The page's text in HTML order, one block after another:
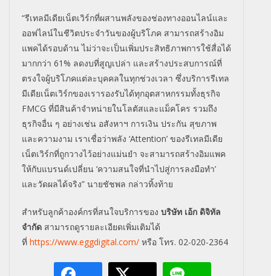
“รีเทลมีเดียเน็ตเวิร์กที่ผสานพลังของช่องทางออนไลน์และ
ออฟไลน์ในชีวิตประจำวันของผู้บริโภค สามารถสร้างอิม
แพคได้รอบด้าน ไม่ว่าจะเป็นเพิ่มประสิทธิภาพการใช้สื่อได้
มากกว่า 61% ลดงบที่สูญเปล่า และสร้างประสบการณ์ที่
ตรงใจผู้บริโภคแต่ละบุคคลในทุกช่วงเวลา ซึ่งบริการรีเทล
มีเดียเน็ตเวิร์กของเรารองรับได้ทุกอุตสาหกรรมทั้งธุรกิจ
FMCG ที่มีสินค้าจำหน่ายในโลตัสและแม็คโคร รวมถึง
ธุรกิจอื่น ๆ อย่างเช่น อสังหาฯ การเงิน ประกัน สุขภาพ
และความงาม เราเชื่อว่าพลัง ‘Attention’ ของรีเทลมีเดีย
เน็ตเวิร์กที่ถูกวางไว้อย่างแม่นยำ จะสามารถสร้างอิมแพค
ให้กับแบรนด์เปลี่ยน ‘ความสนใจที่นำไปสู่การลงมือทำ’
และวัดผลได้จริง” นายชัชพล กล่าวทิ้งท้าย
สำหรับลูกค้าองค์กรที่สนใจบริการของ บริษัท เอ้ก ดิจิทัล
จำกัด สามารถดูรายละเอียดเพิ่มเติมได้
ที่ https://www.eggdigital.com/ หรือ โทร. 02-020-2364